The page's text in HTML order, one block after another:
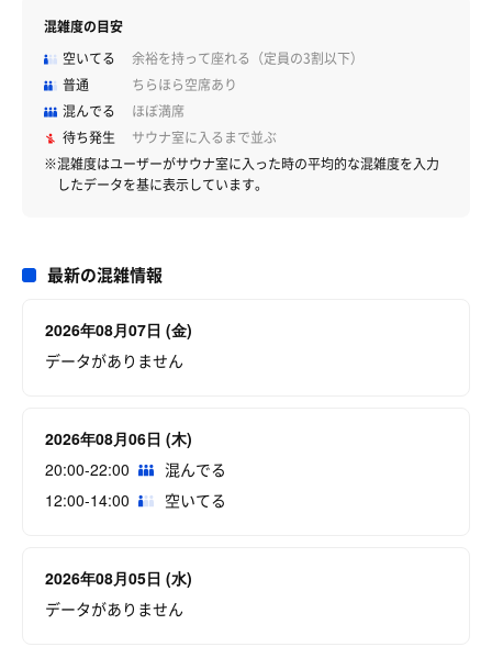
混雑度の目安
空いてる
余裕を持って座れる（定員の3割以下）
普通
ちらほら空席あり
混んでる
ほぼ満席
待ち発生
サウナ室に入るまで並ぶ
※混雑度はユーザーがサウナ室に入った時の平均的な混雑度を入力
したデータを基に表示しています。
最新の混雑情報
2026年08月07日 (金)
データがありません
2026年08月06日 (木)
20:00-22:00
混んでる
12:00-14:00
空いてる
2026年08月05日 (水)
データがありません